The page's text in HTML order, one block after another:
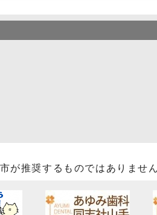
が推奨するものではありません